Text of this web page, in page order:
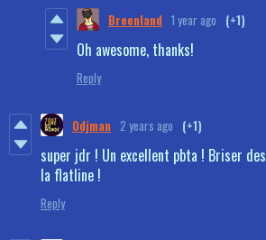
Breenland 1 year ago (+1)
Oh awesome, thanks!
Reply
Odjman 2 years ago (+1)
super jdr ! Un excellent pbta ! Briser
la flatline !
Reply